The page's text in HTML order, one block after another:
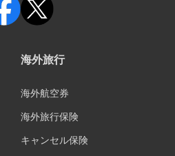
海外旅行
海外航空券
海外旅行保険
キャンセル保険